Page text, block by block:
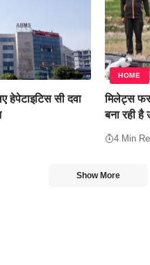
सी दवा
HOME
मिलेट्स
बना रही है
4 Min
Show More